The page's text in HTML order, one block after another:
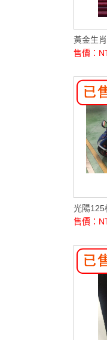
黃金生
售價：
光陽125
售價：